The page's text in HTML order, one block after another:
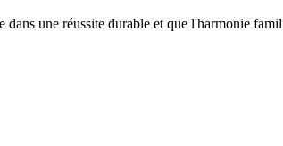
une réussite durable et que l'harmonie